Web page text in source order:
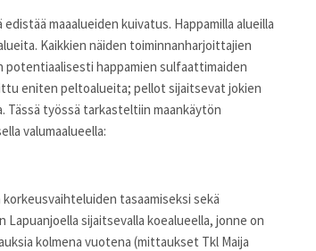
maaalueiden kuivatus. Happamilla alueilla
Kaikkien näiden toiminnanharjoittajien
happamien sulfaattimaiden
eniten peltoalueita; pellot sijaitsevat jokien
Tässä työssä tarkasteltiin maankäytön
valumaalueella:
tasaamiseksi sekä
sijaitsevalla koealueella, jonne on
kolmena vuotena (mittaukset Tkl Maija